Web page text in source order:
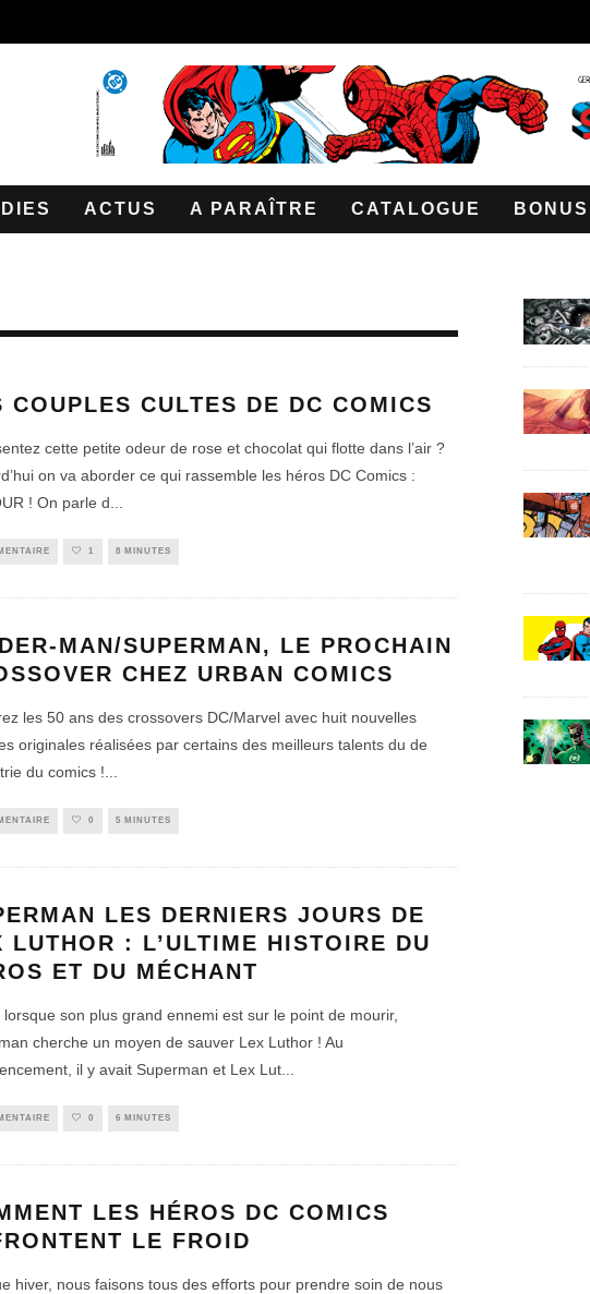
ACTUS A PARAÎTRE CATALOGUE BONUS
COUPLES CULTES DE DC COMICS
cette petite odeur de rose et chocolat qui flotte dans l’air ?
on va aborder ce qui rassemble les héros DC Comics :
! On parle d
1 8 MINUTES
MAN/SUPERMAN, LE PROCHAIN
CHEZ URBAN COMICS
les 50 ans des crossovers DC/Marvel avec huit nouvelles
originales réalisées par certains des meilleurs talents du de
du comics !
0 5 MINUTES
LES DERNIERS JOURS DE
LUTHOR : L’ULTIME HISTOIRE DU
ET DU MÉCHANT
lorsque son plus grand ennemi est sur le point de mourir,
cherche un moyen de sauver Lex Luthor ! Au
il y avait Superman et Lex Lut...
0 6 MINUTES
LES HÉROS DC COMICS
LE FROID
hiver, nous faisons tous des efforts pour prendre soin de nous